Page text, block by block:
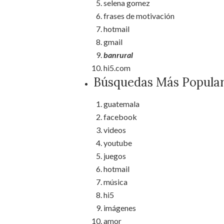
selena gomez
frases de motivación
hotmail
gmail
banrural
hi5.com
Búsquedas Más
guatemala
facebook
videos
youtube
juegos
hotmail
música
hi5
imágenes
amor